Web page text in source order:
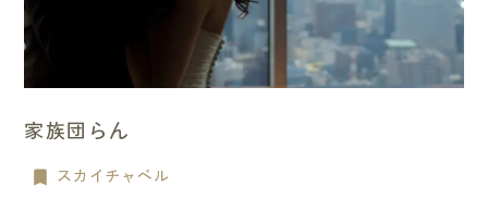
家族団らん
スカイチャペル